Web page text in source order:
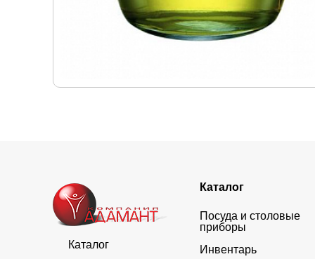
Каталог
Каталог
Посуда и столовые
приборы
Инвентарь